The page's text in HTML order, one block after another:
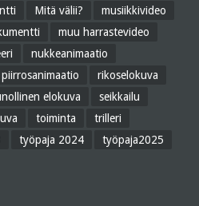
Mitä välii?
musiikkivideo
muu harrastevideo
nukkeanimaatio
piirrosanimaatio
rikoselokuva
elokuva
seikkailu
toiminta
trilleri
työpaja 2024
työpaja2025